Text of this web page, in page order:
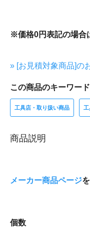
※価格0円表記の場合
» [お見積対象商品]の
この商品のキーワード
工具店・取り扱い商品
商品説明
メーカー商品ページ
個数